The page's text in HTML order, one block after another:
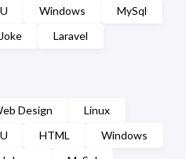
Windows
MySql
Joke Laravel
Design
Linux
HTML
Windows